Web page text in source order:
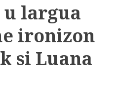
largua
ironizon
si Luana